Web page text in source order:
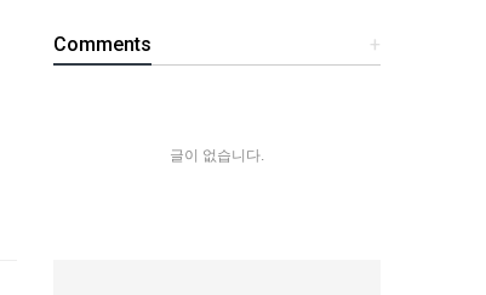
+
Comments
글이 없습니다.